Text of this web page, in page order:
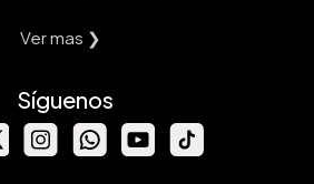
Ver mas ❯
Síguenos